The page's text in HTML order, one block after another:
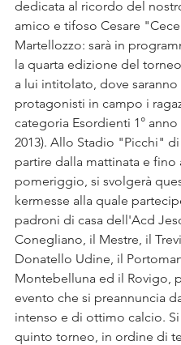
dedicata al ricordo del
amico e tifoso Cesare
Martellozzo: sarà in
la quarta edizione del
a lui intitolato, dove saranno
protagonisti in campo i
categoria Esordienti 1° anno
2013). Allo Stadio "Picchi"
partire dalla mattinata e fino
pomeriggio, si svolgerà
kermesse alla quale
padroni di casa dell'Acd
Conegliano, il Mestre, il
Donatello Udine, il
Montebelluna ed il Rovigo,
evento che si preannuncia
intenso e di ottimo calcio.
quinto torneo, in ordine di